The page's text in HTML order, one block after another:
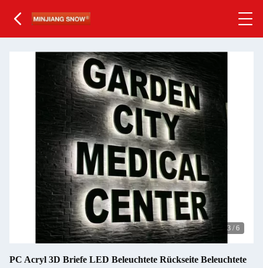
3 / 6
PC Acryl 3D Briefe LED Beleuchtete Rückseite Beleuchtete